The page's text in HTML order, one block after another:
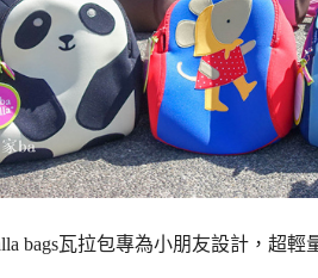
bags瓦拉包專為小朋友設計，超